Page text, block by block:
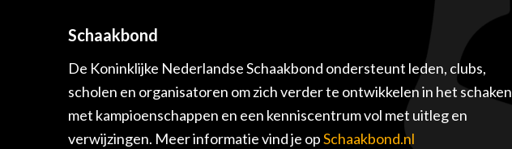
Schaakbond
De Koninklijke Nederlandse Schaakbond ondersteunt leden, clubs,
scholen en organisatoren om zich verder te ontwikkelen in het schaken
met kampioenschappen en een kenniscentrum vol met uitleg en
verwijzingen. Meer informatie vind je opSchaakbond.nl